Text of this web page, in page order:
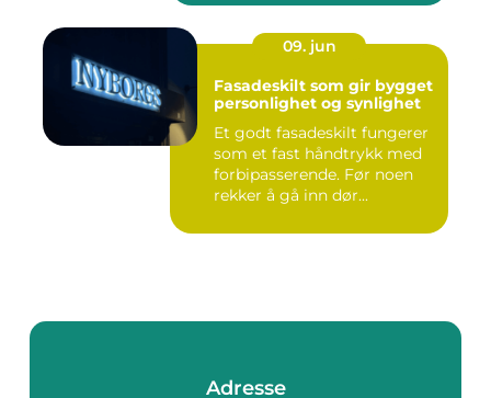
09. jun
Fasadeskilt som gir bygget
personlighet og synlighet
Et godt fasadeskilt fungerer
som et fast håndtrykk med
forbipasserende. Før noen
rekker å gå inn dør...
Adresse